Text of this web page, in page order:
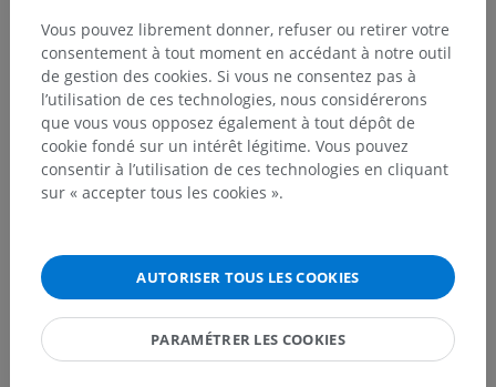
traduction, une amélioration de contenu.
Signaler un problème
TÉLÉCHARGEZ L'APPLI
Vous pouvez librement donner, refuser ou retirer votre
consentement à tout moment en accédant à notre outil
de gestion des cookies. Si vous ne consentez pas à
l’utilisation de ces technologies, nous considérerons
que vous vous opposez également à tout dépôt de
cookie fondé sur un intérêt légitime. Vous pouvez
consentir à l’utilisation de ces technologies en cliquant
sur « accepter tous les cookies ».
AUTORISER TOUS LES COOKIES
PARAMÉTRER LES COOKIES